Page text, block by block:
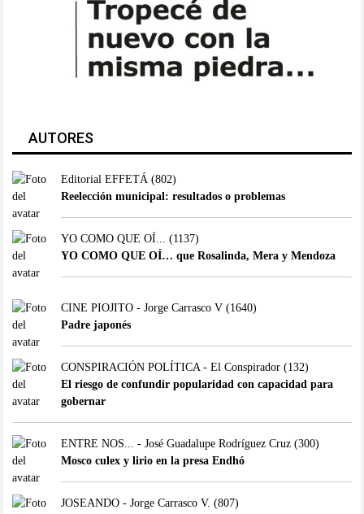
AUTORES
Editorial EFFETÁ (802)
Reelección municipal: resultados o problemas
YO COMO QUE OÍ...
(1137)
YO COMO QUE OÍ… que Rosalinda, Mera y Mendoza
CINE PIOJITO - Jorge Carrasco V(1640)
Padre japonés
CONSPIRACIÓN POLÍTICA - El Conspirador(132)
El riesgo de confundir popularidad con capacidad para
gobernar
ENTRE NOS... - José Guadalupe Rodríguez Cruz(300)
Mosco culex y lirio en la presa Endhó
JOSEANDO - Jorge Carrasco V. (807)